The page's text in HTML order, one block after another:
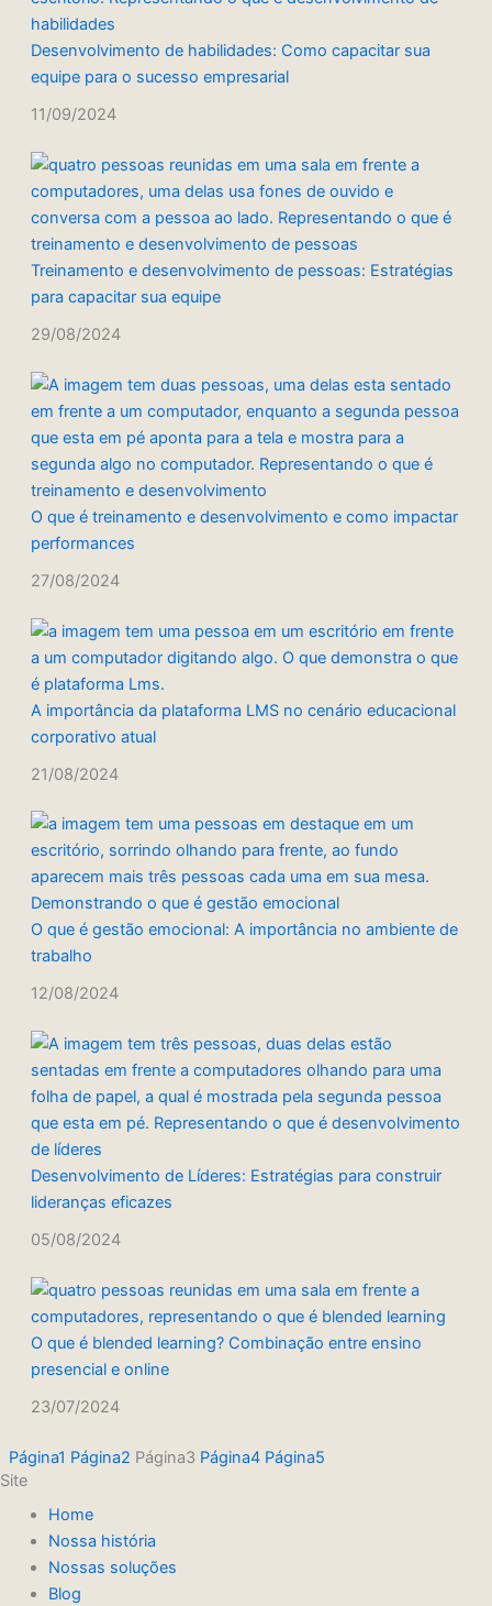
Desenvolvimento de habilidades: Como capacitar sua
equipe para o sucesso empresarial
11/09/2024
Treinamento e desenvolvimento de pessoas: Estratégias
para capacitar sua equipe
29/08/2024
O que é treinamento e desenvolvimento e como impactar
performances
27/08/2024
A importância da plataforma LMS no cenário educacional
corporativo atual
21/08/2024
O que é gestão emocional: A importância no ambiente de
trabalho
12/08/2024
Desenvolvimento de Líderes: Estratégias para construir
lideranças eficazes
05/08/2024
O que é blended learning? Combinação entre ensino
presencial e online
23/07/2024
Página1 Página2 Página3 Página4 Página5
Site
Home
Nossa história
Nossas soluções
Blog